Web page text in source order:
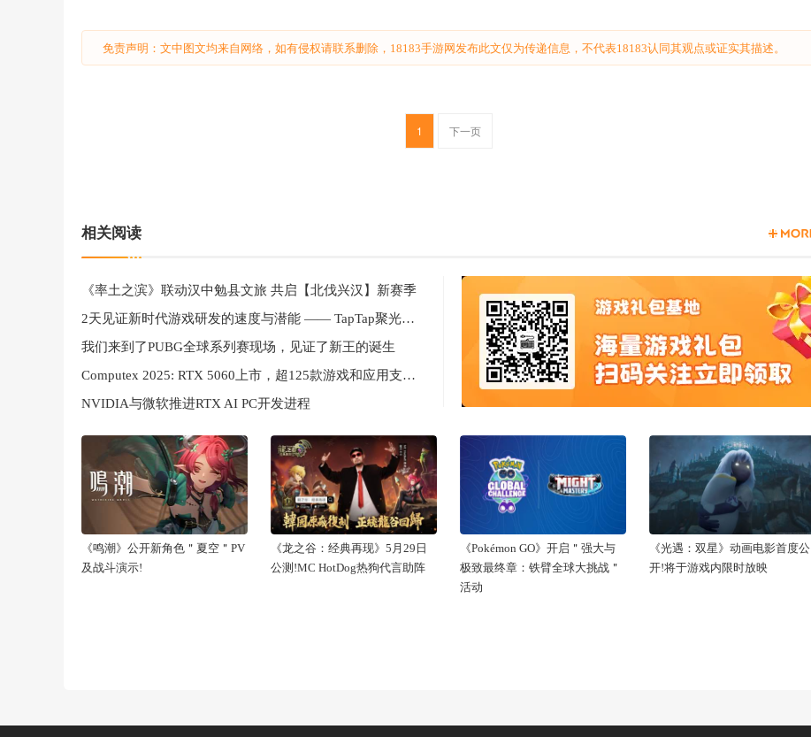
免责声明：文中图文均来自网络，如有侵权请联系删除，18183手游网发布此文仅为传递信息，不代表18183认同其观点或证实其描述。
1 下一页
相关阅读
《率土之滨》联动汉中勉县文旅 共启【北伐兴汉】新赛季
2天见证新时代游戏研发的速度与潜能 —— TapTap聚光灯48小时GameJam开启报名
我们来到了PUBG全球系列赛现场，见证了新王的诞生
Computex 2025: RTX 5060上市，超125款游戏和应用支持DLSS 4
NVIDIA与微软推进RTX AI PC开发进程
《鸣潮》公开新角色＂夏空＂PV
及战斗演示!
《龙之谷：经典再现》5月29日
公测!MC HotDog热狗代言助阵
《Pokémon GO》开启＂强大与
极致最终章：铁臂全球大挑战＂
活动
《光遇：双星》动画电影首度公
开!将于游戏内限时放映